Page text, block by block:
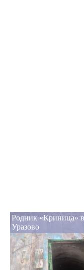
Родник «Криница»
Уразово